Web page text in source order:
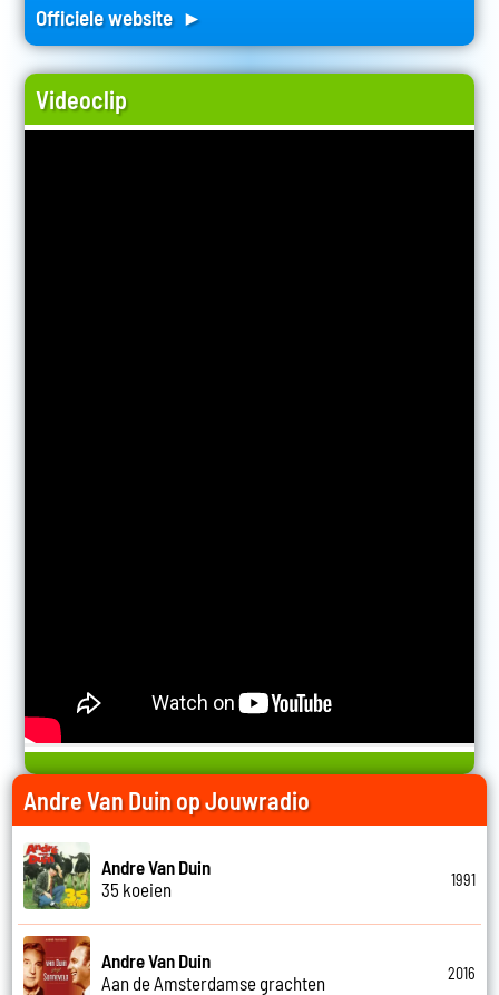
Officiele website ►
Videoclip
Andre Van Duin op Jouwradio
Andre Van Duin
35 koeien
1991
Andre Van Duin
Aan de Amsterdamse grachten
2016